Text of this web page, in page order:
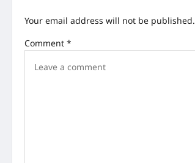
i
Your email address will not be published.
Comment *